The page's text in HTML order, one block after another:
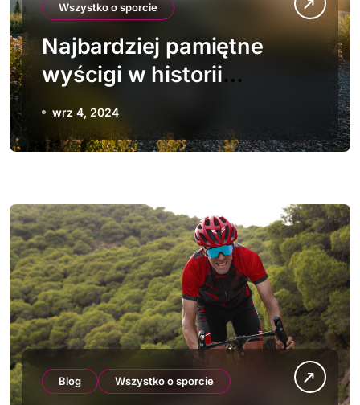
Wszystko o sporcie
Najbardziej pamiętne
wyścigi w historii
kolarstwa
wrz 4, 2024
Blog Wszystko o sporcie